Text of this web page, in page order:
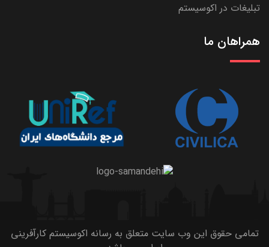
تبلیغات در اکوسیستم
همراهان ما
تمامی حقوق این وب سایت متعلق به رسانه اکوسیستم کارآفرینی